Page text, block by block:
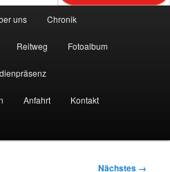
uns Chronik
Reitweg Fotoalbum
Anfahrt Kontakt
Nächstes →